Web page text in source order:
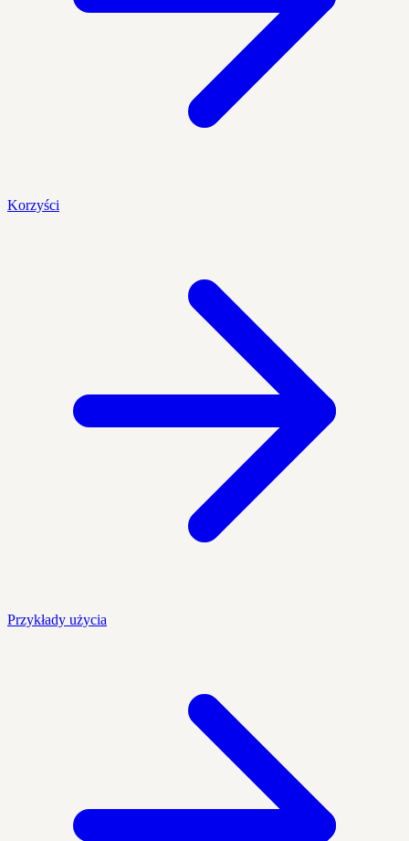
Korzyści
Przykłady użycia